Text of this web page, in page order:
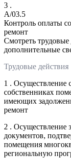
3 .
A/03.5
Контроль оплаты
ремонт
Смотреть
дополнительные
Трудовые действия
1 . Осуществление
собственниках
имеющих
ремонт
2 . Осуществление
документов,
помещения
региональную